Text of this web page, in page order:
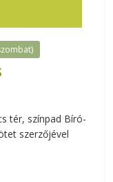
tér, színpad Bíró-
szerzőjével